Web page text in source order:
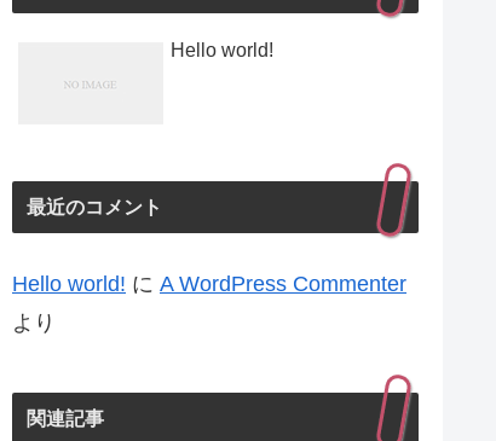
Hello world!
最近のコメント
Hello world! に A WordPress Commenter
より
関連記事